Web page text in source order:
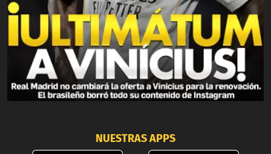
NUESTRAS APPS